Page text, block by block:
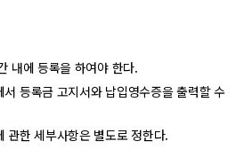
내에 등록을 하여야 한다.
등록금 고지서와 납입영수증을 출력할 수
한 세부사항은 별도로 정한다.